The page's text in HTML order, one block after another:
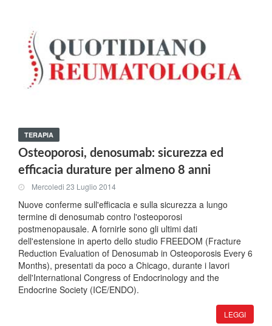
TERAPIA
Osteoporosi, denosumab: sicurezza ed
efficacia durature per almeno 8 anni
Mercoledi 23 Luglio 2014
Nuove conferme sull'efficacia e sulla sicurezza a lungo
termine di denosumab contro l'osteoporosi
postmenopausale. A fornirle sono gli ultimi dati
dell'estensione in aperto dello studio FREEDOM (Fracture
Reduction Evaluation of Denosumab in Osteoporosis Every 6
Months), presentati da poco a Chicago, durante i lavori
dell'International Congress of Endocrinology and the
Endocrine Society (ICE/ENDO).
LEGGI